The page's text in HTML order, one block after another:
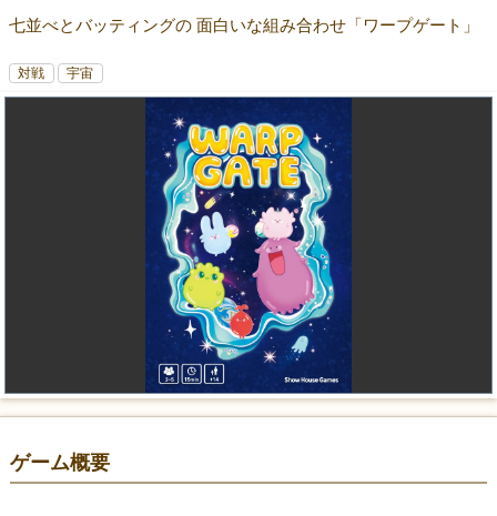
七並べとバッティングの 面白いな組み合わせ「ワープゲート」
対戦 宇宙
ゲーム概要